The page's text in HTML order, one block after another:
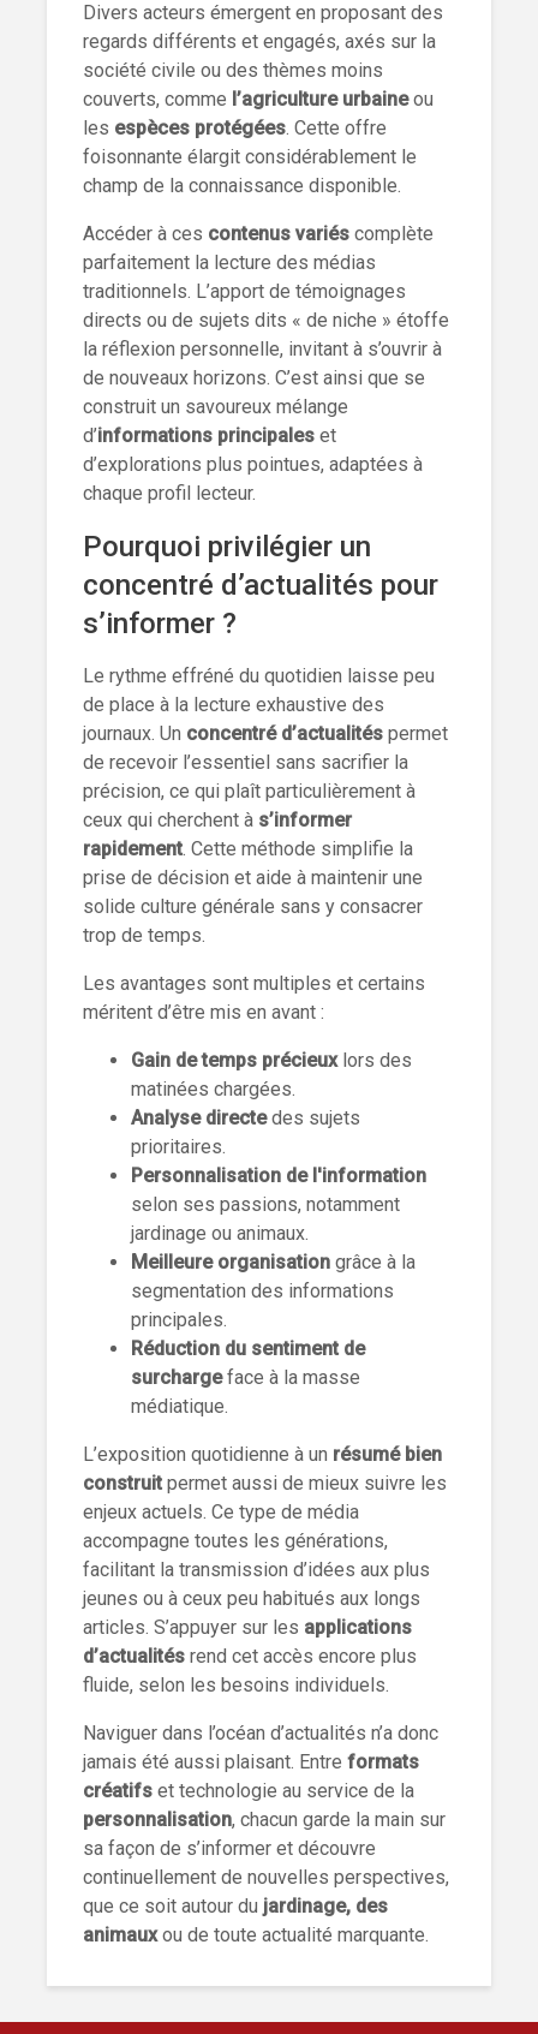
Divers acteurs émergent en proposant des
regards différents et engagés, axés sur la
société civile ou des thèmes moins
couverts, comme l’agriculture urbaineou
les espèces protégées. Cette offre
foisonnante élargit considérablement le
champ de la connaissance disponible.
Accéder à ces contenus variés complète
parfaitement la lecture des médias
traditionnels. L’apport de témoignages
directs ou de sujets dits « de niche » étoffe
la réflexion personnelle, invitant à s’ouvrir à
de nouveaux horizons. C’est ainsi que se
construit un savoureux mélange
d’informations principales et
d’explorations plus pointues, adaptées à
chaque profil lecteur.
Pourquoi privilégier un
concentré d’actualités pour
s’informer ?
Le rythme effréné du quotidien laisse peu
de place à la lecture exhaustive des
journaux. Un concentré d’actualités permet
de recevoir l’essentiel sans sacrifier la
précision, ce qui plaît particulièrement à
ceux qui cherchent à s’informer
rapidement. Cette méthode simplifie la
prise de décision et aide à maintenir une
solide culture générale sans y consacrer
trop de temps.
Les avantages sont multiples et certains
méritent d’être mis en avant :
Gain de temps précieuxlors des
matinées chargées.
Analyse directedes sujets
prioritaires.
Personnalisation de l'information
selon ses passions, notamment
jardinage ou animaux.
Meilleure organisation grâce à la
segmentation des informations
principales.
Réduction du sentiment de
surchargeface à la masse
médiatique.
L’exposition quotidienne à un résumé bien
construit permet aussi de mieux suivre les
enjeux actuels. Ce type de média
accompagne toutes les générations,
facilitant la transmission d’idées aux plus
jeunes ou à ceux peu habitués aux longs
articles. S’appuyer sur les applications
d’actualités rend cet accès encore plus
fluide, selon les besoins individuels.
Naviguer dans l’océan d’actualités n’a donc
jamais été aussi plaisant. Entre formats
créatifs et technologie au service de la
personnalisation, chacun garde la main sur
sa façon de s’informer et découvre
continuellement de nouvelles perspectives,
que ce soit autour du jardinage, des
animauxou de toute actualité marquante.